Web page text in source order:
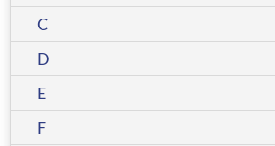
C
D
E
F